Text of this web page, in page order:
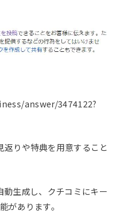
answer/3474122?
りや特典を用意すること
生成し、クチコミにキー
があります。